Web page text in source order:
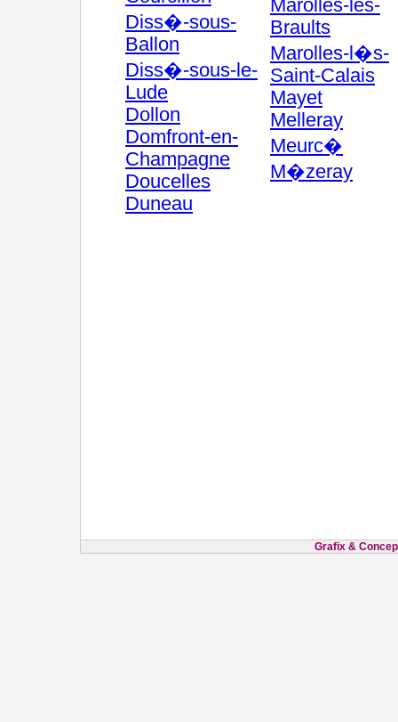
Diss�-sous-
Ballon
Diss�-sous-le-
Lude
Dollon
Domfront-en-
Champagne
Doucelles
Duneau
Marolles-les-
Braults
Marolles-l�s-
Saint-Calais
Mayet
Melleray
Meurc�
M�zeray
Grafix &